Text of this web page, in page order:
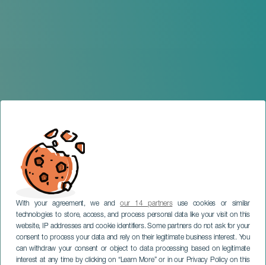
With your agreement, we andour 14 partnersuse cookies or similar
technologies to store, access, and process personal data like your visit on this
website, IP addresses and cookie identifiers. Some partners do not ask for your
consent to process your data and rely on their legitimate business interest. You
can withdraw your consent or object to data processing based on legitimate
interest at any time by clicking on “Learn More” or in our Privacy Policy on this
TENERIFE